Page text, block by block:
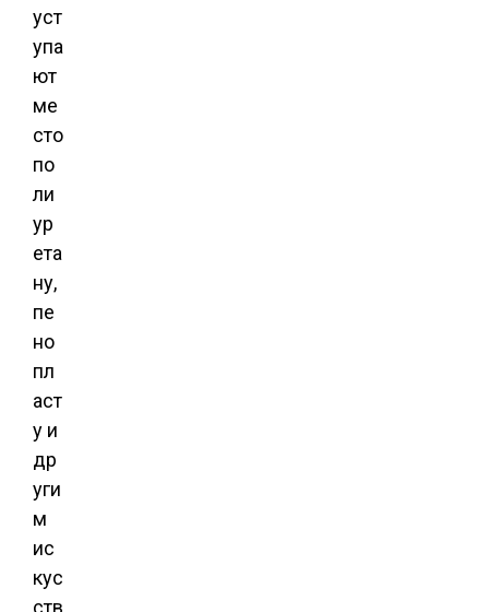
уст
упа
ют
ме
сто
по
ли
ур
ета
ну,
пе
но
пл
аст
у и
др
уги
м
ис
кус
ств